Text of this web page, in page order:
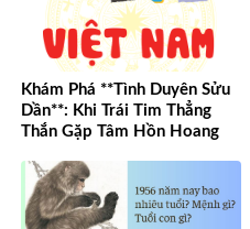
Khám Phá **Tình Duyên Sửu
Dần**: Khi Trái Tim Thẳng
Thắn Gặp Tâm Hồn Hoang